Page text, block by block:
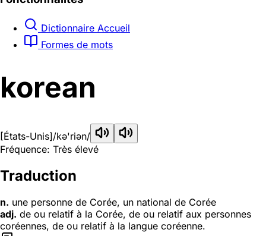
Dictionnaire Accueil
Formes de mots
korean
[États-Unis]/kə'riən/
Fréquence: Très élevé
Traduction
n. une personne de Corée, un national de Corée
adj. de ou relatif à la Corée, de ou relatif aux personnes
coréennes, de ou relatif à la langue coréenne.